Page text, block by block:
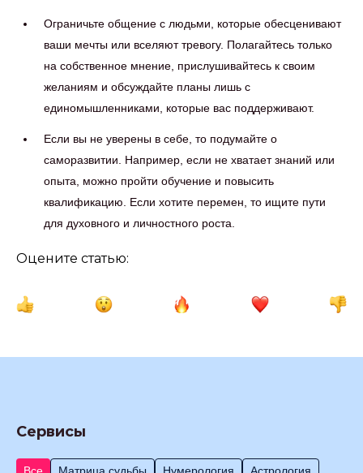
Ограничьте общение с людьми, которые обесценивают
ваши мечты или вселяют тревогу. Полагайтесь только
на собственное мнение, прислушивайтесь к своим
желаниям и обсуждайте планы лишь с
единомышленниками, которые вас поддерживают.
Если вы не уверены в себе, то подумайте о
саморазвитии. Например, если не хватает знаний или
опыта, можно пройти обучение и повысить
квалификацию. Если хотите перемен, то ищите пути
для духовного и личностного роста.
Оцените статью:
Сервисы